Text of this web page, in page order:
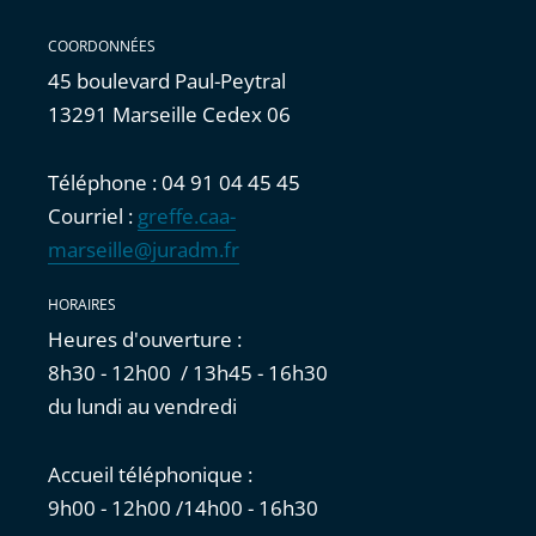
COORDONNÉES
45 boulevard Paul-Peytral
13291 Marseille Cedex 06
Téléphone : 04 91 04 45 45
Courriel : greffe.caa-
marseille@juradm.fr
HORAIRES
Heures d'ouverture :
8h30 - 12h00 / 13h45 - 16h30
du lundi au vendredi
Accueil téléphonique :
9h00 - 12h00 /14h00 - 16h30